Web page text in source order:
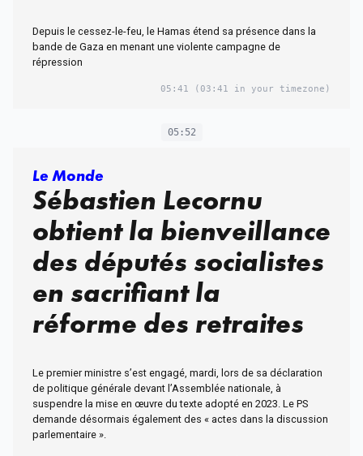
Depuis le cessez-le-feu, le Hamas étend sa présence dans la
bande de Gaza en menant une violente campagne de
répression
05:41 (03:41 in your timezone)
05:52
Le Monde
Sébastien Lecornu
obtient la bienveillance
des députés socialistes
en sacrifiant la
réforme des retraites
Le premier ministre s’est engagé, mardi, lors de sa déclaration
de politique générale devant l’Assemblée nationale, à
suspendre la mise en œuvre du texte adopté en 2023. Le PS
demande désormais également des « actes dans la discussion
parlementaire ».